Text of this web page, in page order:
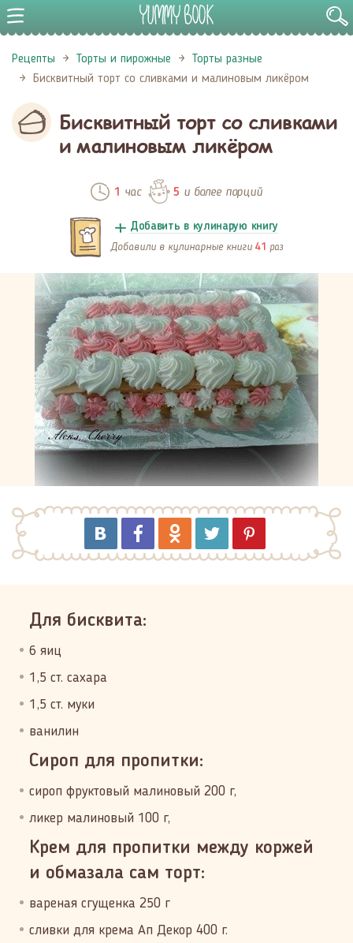
Рецепты Торты и пирожные
Торты разные
Бисквитный торт со сливками и малиновым ликёром
Бисквитный торт со сливками
и малиновым ликёром
1 час 5 и более порций
Добавить в кулинарую книгу
Добавили в кулинарные книги 41 раз
Для бисквита:
6 яиц
1,5 ст. сахара
1,5 ст. муки
ванилин
Сироп для пропитки:
сироп фруктовый малиновый 200 г,
ликер малиновый 100 г,
Крем для пропитки между коржей
и обмазала сам торт:
вареная сгущенка 250 г
сливки для крема Ап Декор 400 г.